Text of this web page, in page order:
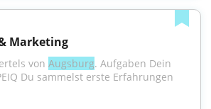
Marketing
von Augsburg. Aufgaben Dein
Du sammelst erste Erfahrungen